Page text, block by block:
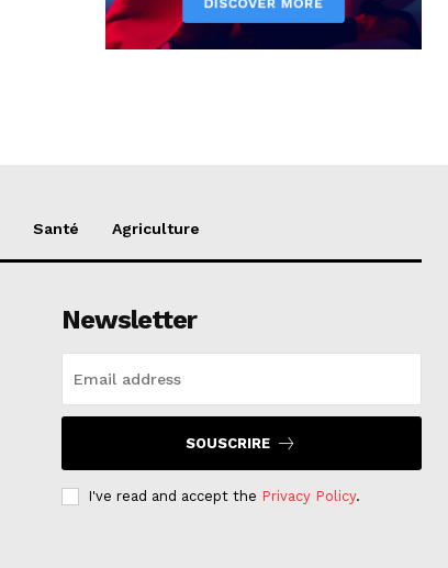
Santé Agriculture
Newsletter
SOUSCRIRE
I've read and accept the Privacy Policy.